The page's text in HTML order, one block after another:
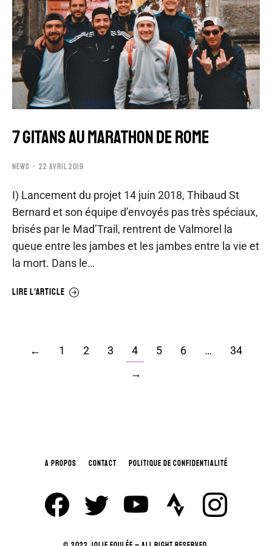
7 GITANS AU MARATHON DE ROME
NEWS 22 AVRIL 2019
I) Lancement du projet 14 juin 2018, Thibaud St
Bernard et son équipe d’envoyés pas très spéciaux,
brisés par le Mad’Trail, rentrent de Valmorel la
queue entre les jambes et les jambes entre la vie et
la mort. Dans le…
LIRE L'ARTICLE
← 1 2 3 4 5 6 …
34
→
A PROPOS CONTACT POLITIQUE DE CONFIDENTIALITÉ